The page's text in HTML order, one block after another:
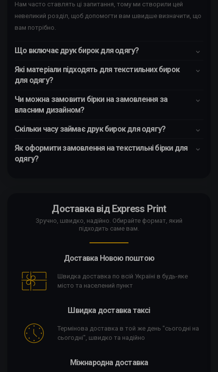
Нам часто ставлять ці запитання, тому ми створили цей
невеликий розділ, щоб допомогти вам швидше визначити, що
вам потрібно.
Що включає друк бирок для одягу?
Які матеріали підходять для текстильних бирок
для одягу?
Чи можна замовити бірки на замовлення за
власним дизайном?
Скільки часу займає друк бирок для одягу?
Як оформити замовлення на текстильні бірки для
одягу?
Доставка від Express Print
Зручно, швидко, надійно. Обирайте формат, який
підходить саме вам.
Доставка Новою поштою
Швидка доставка по всій Україні в будь-яке
місто та населений пункт
Швидка доставка таксі
Термінова доставка в той же день "сьогодні на
сьогодні", швидко та надійно
Міжнародна доставка